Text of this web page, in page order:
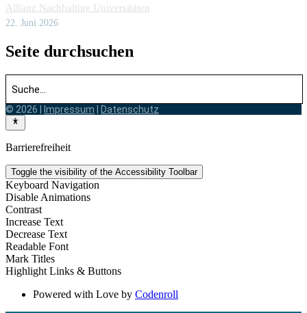
Allianz Nachhaltige Universitäten
22. Juni 2026
Seite durchsuchen
© 2026 | Impressum Datenschutz
Barrierefreiheit
Toggle the visibility of the Accessibility Toolbar
Keyboard Navigation
Disable Animations
Contrast
Increase Text
Decrease Text
Readable Font
Mark Titles
Highlight Links & Buttons
Powered with Love by Codenroll